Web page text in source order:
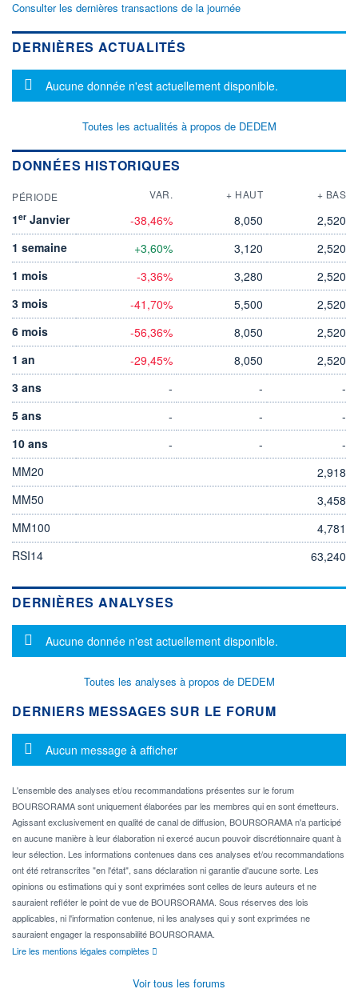
Consulter les dernières transactions de la journée
DERNIÈRES ACTUALITÉS
Message d'information
Aucune donnée n'est actuellement disponible.
Toutes les actualités à propos de DEDEM
DONNÉES HISTORIQUES
PÉRIODE VAR. + HAUT + BAS
1er Janvier -38,46% 8,050
2,520
1 semaine
+3,60% 3,120
2,520
1 mois
-3,36% 3,280
2,520
3 mois
-41,70% 5,500
2,520
6 mois
-56,36% 8,050
2,520
1 an
-29,45% 8,050
2,520
3 ans
- -
-
5 ans
- -
-
10 ans
- -
-
MM20
2,918
MM50
3,458
MM100
4,781
RSI14
63,240
DERNIÈRES ANALYSES
Message d'information
Aucune donnée n'est actuellement disponible.
Toutes les analyses à propos de DEDEM
DERNIERS MESSAGES SUR LE FORUM
Message d'information
Aucun message à afficher
L'ensemble des analyses et/ou recommandations présentes sur le forum
BOURSORAMA sont uniquement élaborées par les membres qui en sont émetteurs.
Agissant exclusivement en qualité de canal de diffusion, BOURSORAMA n'a participé
en aucune manière à leur élaboration ni exercé aucun pouvoir discrétionnaire quant à
leur sélection. Les informations contenues dans ces analyses et/ou recommandations
ont été retranscrites "en l'état", sans déclaration ni garantie d'aucune sorte. Les
opinions ou estimations qui y sont exprimées sont celles de leurs auteurs et ne
sauraient refléter le point de vue de BOURSORAMA. Sous réserves des lois
applicables, ni l'information contenue, ni les analyses qui y sont exprimées ne
sauraient engager la responsabilité BOURSORAMA.
Lire les mentions légales complètes
Voir tous les forums